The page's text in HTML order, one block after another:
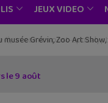
JEUX VIDEO
Grévin, Zoo Art
le 9 août